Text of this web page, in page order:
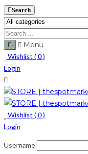
Search
Menu
Wishlist (0)
Login
Wishlist (0)
Login
Username